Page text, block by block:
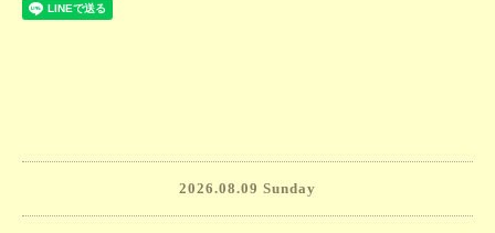
2026.08.09 Sunday